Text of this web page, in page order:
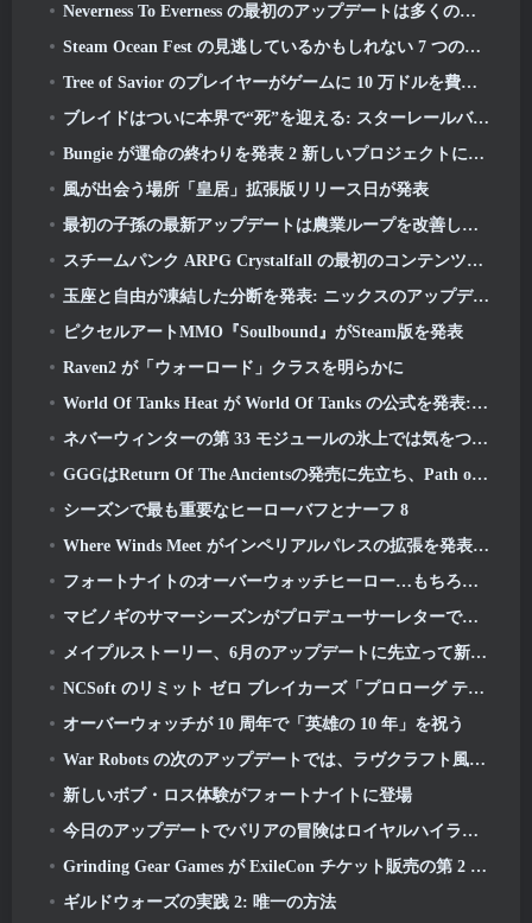
Neverness To Everness の最初のアップデートは多くのことをもたらす
Steam Ocean Fest の見逃しているかもしれない 7 つの無料プレイ ゲーム
Tree of Savior のプレイヤーがゲームに 10 万ドルを費やして特別賞を獲得したと伝えられている
ブレイドはついに本界で“死”を迎える: スターレールバージョン 4.3
Bungie が運命の終わりを発表 2 新しいプロジェクトに取り組む準備中の生産
風が出会う場所「皇居」拡張版リリース日が発表
最初の子孫の最新アップデートは農業ループを改善し、猛攻撃モードを更新します
スチームパンク ARPG Crystalfall の最初のコンテンツ更新で「主要プレイヤーの懸念」に対処
玉座と自由が凍結した分断を発表: ニックスのアップデート
ピクセルアートMMO『Soulbound』がSteam版を発表
Raven2 が「ウォーロード」クラスを明らかに
World Of Tanks Heat が World Of Tanks の公式を発表: HEAT発売日
ネバーウィンターの第 33 モジュールの氷上では気をつけてください, 刺すような寒さ
GGGはReturn Of The Ancientsの発売に先立ち、Path of Exile 2のVaal Leagueの運命を動かす準備をしている
シーズンで最も重要なヒーローバフとナーフ 8
Where Winds Meet がインペリアルパレスの拡張を発表し、「大規模な」コンテンツのロードマップを共有
フォートナイトのオーバーウォッチヒーロー…もちろんそれは起こるべくして起こった
マビノギのサマーシーズンがプロデューサーレターで明らかに
メイプルストーリー、6月のアップデートに先立って新しいSHINEクラスを予告
NCSoft のリミット ゼロ ブレイカーズ「プロローグ テスト」のグローバル バージョンへのサインアップが進行中です
オーバーウォッチが 10 周年で「英雄の 10 年」を祝う
War Robots の次のアップデートでは、ラヴクラフト風のスナイパーが登場します
新しいボブ・ロス体験がフォートナイトに登場
今日のアップデートでパリアの冒険はロイヤルハイランドで続きます
Grinding Gear Games が ExileCon チケット販売の第 2 弾を発表
ギルドウォーズの実践 2: 唯一の方法